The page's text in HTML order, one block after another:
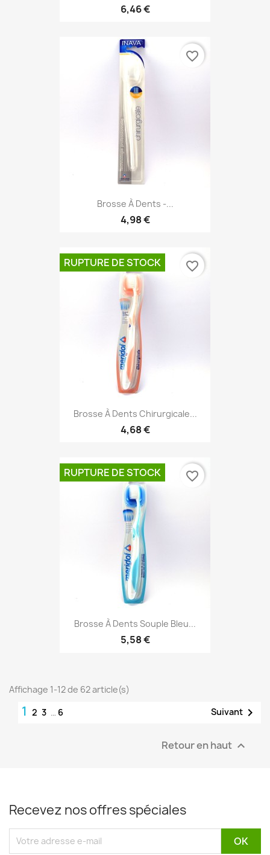
6,46 €
Brosse À Dents -...
4,98 €
favorite_border
Brosse À Dents Chirurgicale...
4,68 €
RUPTURE DE STOCK favorite_border
Brosse À Dents Souple Bleu...
5,58 €
RUPTURE DE STOCK favorite_border
Affichage 1-12 de 62 article(s)
1 2 3 … 6 Suivant 
Retour en haut 
Recevez nos offres spéciales